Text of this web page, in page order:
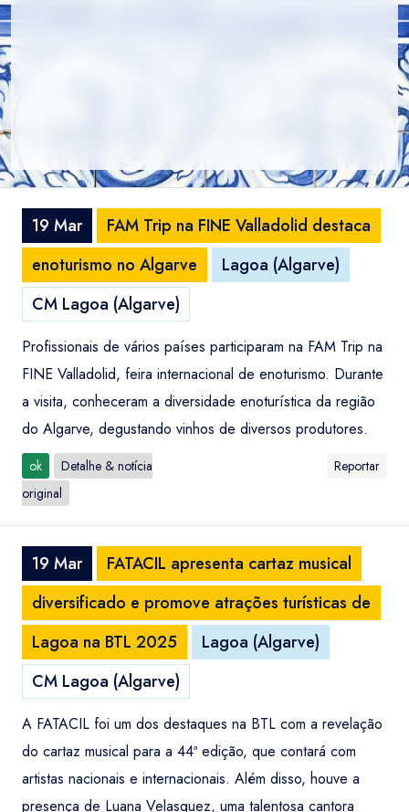
19 Mar
FAM Trip na FINE Valladolid destaca
enoturismo no Algarve
Lagoa (Algarve)
CM Lagoa (Algarve)
Profissionais de vários países participaram na FAM Trip na
FINE Valladolid, feira internacional de enoturismo. Durante
a visita, conheceram a diversidade enoturística da região
do Algarve, degustando vinhos de diversos produtores.
ok
Detalhe & notícia
original
Reportar
19 Mar
FATACIL apresenta cartaz musical
diversificado e promove atrações turísticas de
Lagoa na BTL 2025
Lagoa (Algarve)
CM Lagoa (Algarve)
A FATACIL foi um dos destaques na BTL com a revelação
do cartaz musical para a 44ª edição, que contará com
artistas nacionais e internacionais. Além disso, houve a
presença de Luana Velasquez, uma talentosa cantora